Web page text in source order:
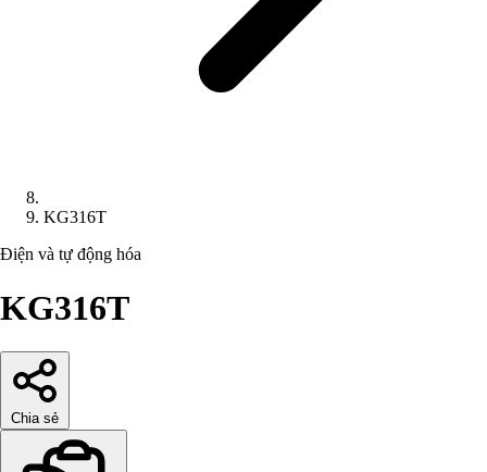
KG316T
Điện và tự động hóa
KG316T
Chia sẻ